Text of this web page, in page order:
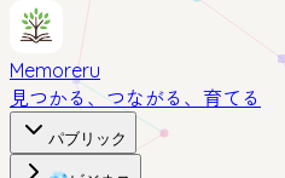
Memoreru
見つかる、つながる、育てる
パブリック